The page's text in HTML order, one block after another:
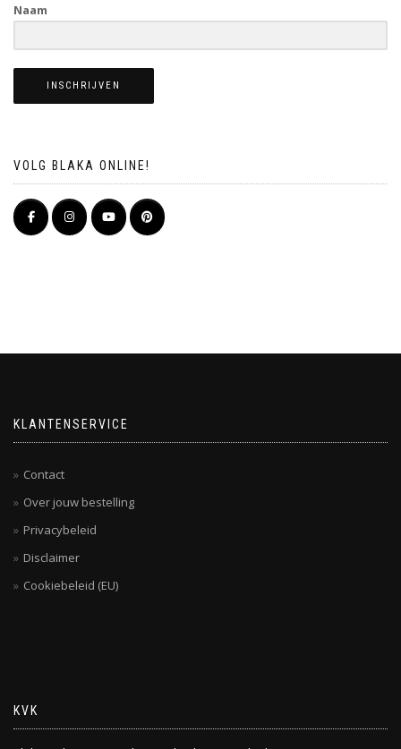
Naam
INSCHRIJVEN
VOLG BLAKA ONLINE!
KLANTENSERVICE
Contact
Over jouw bestelling
Privacybeleid
Disclaimer
Cookiebeleid (EU)
KVK